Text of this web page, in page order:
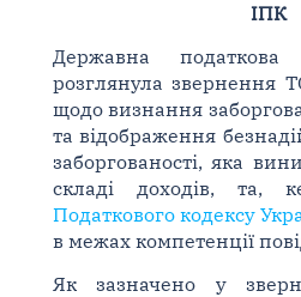
ІПК
Державна податкова
розглянула звернення
щодо визнання
та відображення
заборгованості, яка
складі доходів, та,
Податкового кодексу
в межах компетенції
Як зазначено у